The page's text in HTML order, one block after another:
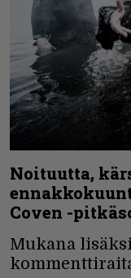
Noituutta,
Coven -
Mukana